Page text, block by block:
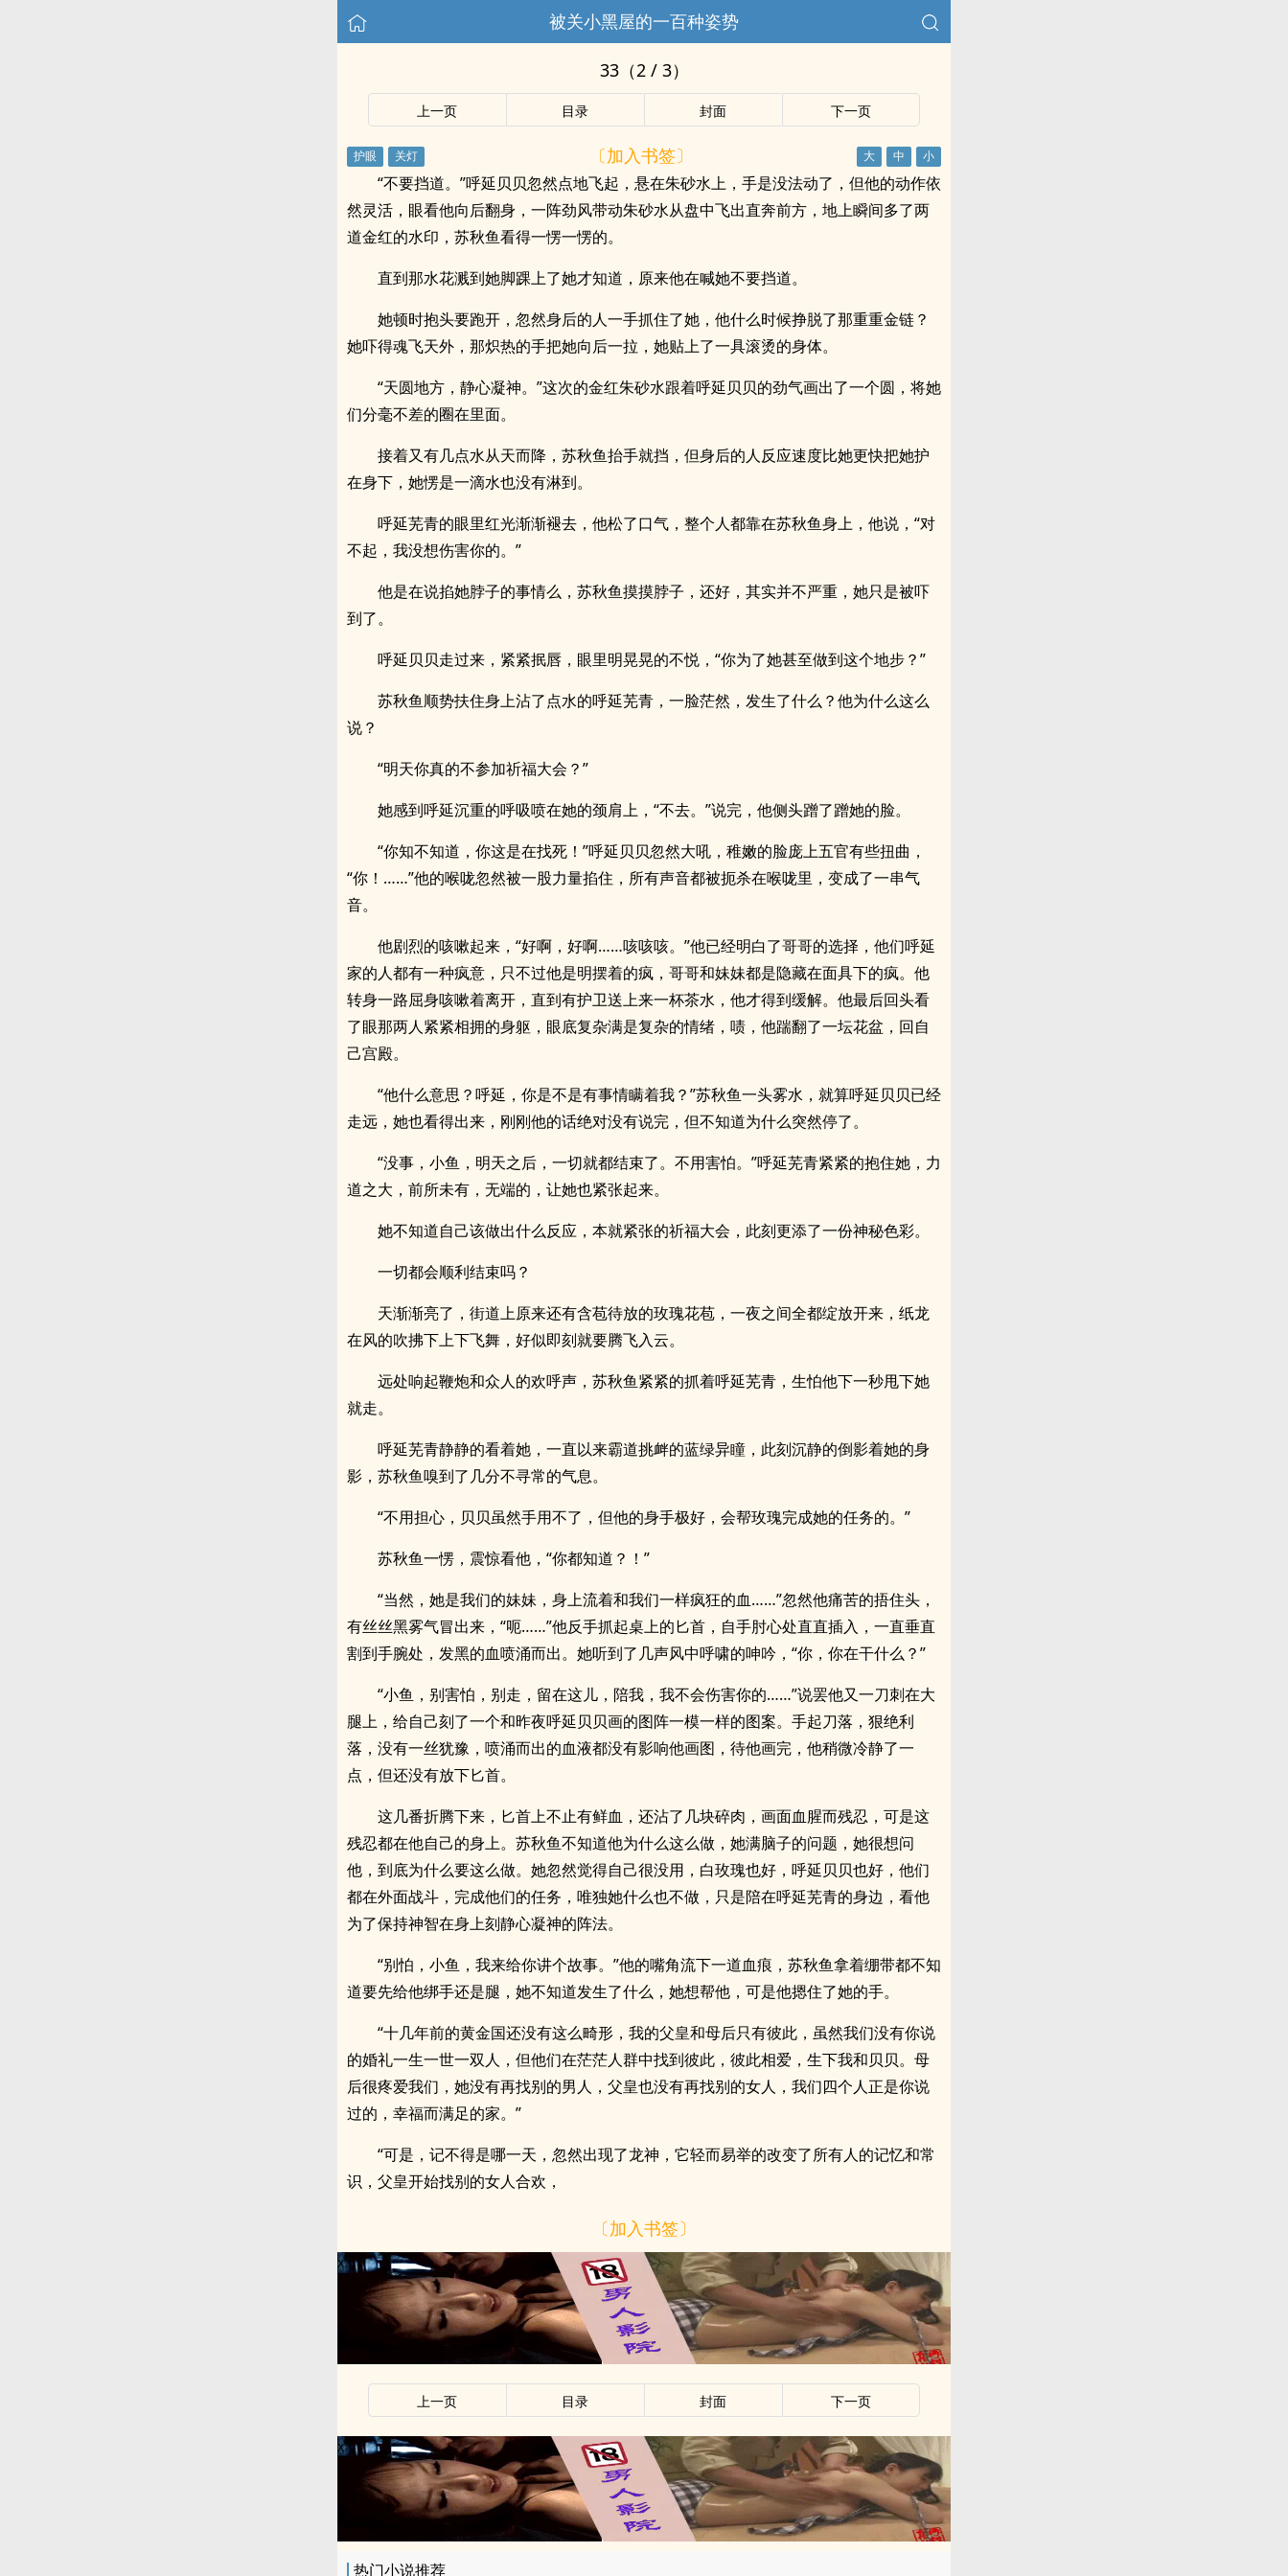
被关小黑屋的一百种姿势
33（2 / 3）
上一页 目录 封面 下一页
〔加入书签〕
“不要挡道。”呼延贝贝忽然点地飞起，悬在朱砂水上，手是没法动了，但他的动作依
然灵活，眼看他向后翻身，一阵劲风带动朱砂水从盘中飞出直奔前方，地上瞬间多了两
道金红的水印，苏秋鱼看得一愣一愣的。
直到那水花溅到她脚踝上了她才知道，原来他在喊她不要挡道。
她顿时抱头要跑开，忽然身后的人一手抓住了她，他什么时候挣脱了那重重金链？
她吓得魂飞天外，那炽热的手把她向后一拉，她贴上了一具滚烫的身体。
“天圆地方，静心凝神。”这次的金红朱砂水跟着呼延贝贝的劲气画出了一个圆，将她
们分毫不差的圈在里面。
接着又有几点水从天而降，苏秋鱼抬手就挡，但身后的人反应速度比她更快把她护
在身下，她愣是一滴水也没有淋到。
呼延芜青的眼里红光渐渐褪去，他松了口气，整个人都靠在苏秋鱼身上，他说，“对
不起，我没想伤害你的。”
他是在说掐她脖子的事情么，苏秋鱼摸摸脖子，还好，其实并不严重，她只是被吓
到了。
呼延贝贝走过来，紧紧抿唇，眼里明晃晃的不悦，“你为了她甚至做到这个地步？”
苏秋鱼顺势扶住身上沾了点水的呼延芜青，一脸茫然，发生了什么？他为什么这么
说？
“明天你真的不参加祈福大会？”
她感到呼延沉重的呼吸喷在她的颈肩上，“不去。”说完，他侧头蹭了蹭她的脸。
“你知不知道，你这是在找死！”呼延贝贝忽然大吼，稚嫩的脸庞上五官有些扭曲，
“你！……”他的喉咙忽然被一股力量掐住，所有声音都被扼杀在喉咙里，变成了一串气
音。
他剧烈的咳嗽起来，“好啊，好啊……咳咳咳。”他已经明白了哥哥的选择，他们呼延
家的人都有一种疯意，只不过他是明摆着的疯，哥哥和妹妹都是隐藏在面具下的疯。他
转身一路屈身咳嗽着离开，直到有护卫送上来一杯茶水，他才得到缓解。他最后回头看
了眼那两人紧紧相拥的身躯，眼底复杂满是复杂的情绪，啧，他踹翻了一坛花盆，回自
己宫殿。
“他什么意思？呼延，你是不是有事情瞒着我？”苏秋鱼一头雾水，就算呼延贝贝已经
走远，她也看得出来，刚刚他的话绝对没有说完，但不知道为什么突然停了。
“没事，小鱼，明天之后，一切就都结束了。不用害怕。”呼延芜青紧紧的抱住她，力
道之大，前所未有，无端的，让她也紧张起来。
她不知道自己该做出什么反应，本就紧张的祈福大会，此刻更添了一份神秘色彩。
一切都会顺利结束吗？
天渐渐亮了，街道上原来还有含苞待放的玫瑰花苞，一夜之间全都绽放开来，纸龙
在风的吹拂下上下飞舞，好似即刻就要腾飞入云。
远处响起鞭炮和众人的欢呼声，苏秋鱼紧紧的抓着呼延芜青，生怕他下一秒甩下她
就走。
呼延芜青静静的看着她，一直以来霸道挑衅的蓝绿异瞳，此刻沉静的倒影着她的身
影，苏秋鱼嗅到了几分不寻常的气息。
“不用担心，贝贝虽然手用不了，但他的身手极好，会帮玫瑰完成她的任务的。”
苏秋鱼一愣，震惊看他，“你都知道？！”
“当然，她是我们的妹妹，身上流着和我们一样疯狂的血……”忽然他痛苦的捂住头，
有丝丝黑雾气冒出来，“呃……”他反手抓起桌上的匕首，自手肘心处直直插入，一直垂直
割到手腕处，发黑的血喷涌而出。她听到了几声风中呼啸的呻吟，“你，你在干什么？”
“小鱼，别害怕，别走，留在这儿，陪我，我不会伤害你的……”说罢他又一刀刺在大
腿上，给自己刻了一个和昨夜呼延贝贝画的图阵一模一样的图案。手起刀落，狠绝利
落，没有一丝犹豫，喷涌而出的血液都没有影响他画图，待他画完，他稍微冷静了一
点，但还没有放下匕首。
这几番折腾下来，匕首上不止有鲜血，还沾了几块碎肉，画面血腥而残忍，可是这
残忍都在他自己的身上。苏秋鱼不知道他为什么这么做，她满脑子的问题，她很想问
他，到底为什么要这么做。她忽然觉得自己很没用，白玫瑰也好，呼延贝贝也好，他们
都在外面战斗，完成他们的任务，唯独她什么也不做，只是陪在呼延芜青的身边，看他
为了保持神智在身上刻静心凝神的阵法。
“别怕，小鱼，我来给你讲个故事。”他的嘴角流下一道血痕，苏秋鱼拿着绷带都不知
道要先给他绑手还是腿，她不知道发生了什么，她想帮他，可是他摁住了她的手。
“十几年前的黄金国还没有这么畸形，我的父皇和母后只有彼此，虽然我们没有你说
的婚礼一生一世一双人，但他们在茫茫人群中找到彼此，彼此相爱，生下我和贝贝。母
后很疼爱我们，她没有再找别的男人，父皇也没有再找别的女人，我们四个人正是你说
过的，幸福而满足的家。”
“可是，记不得是哪一天，忽然出现了龙神，它轻而易举的改变了所有人的记忆和常
识，父皇开始找别的女人合欢，
〔加入书签〕
x
上一页 目录 封面 下一页
x
热门小说推荐